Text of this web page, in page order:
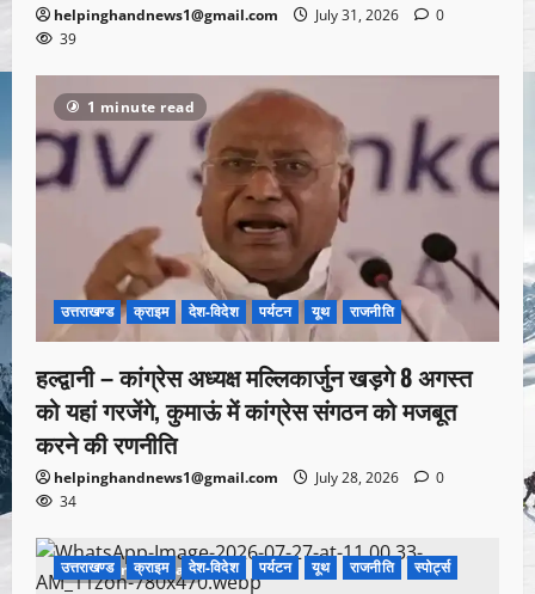
helpinghandnews1@gmail.com July 31, 2026
0
39
1 minute read
उत्तराखण्ड क्राइम देश-विदेश पर्यटन यूथ राजनीति
हल्द्वानी – कांग्रेस अध्यक्ष मल्लिकार्जुन खड़गे 8 अगस्त
को यहां गरजेंगे, कुमाऊं में कांग्रेस संगठन को मजबूत
करने की रणनीति
helpinghandnews1@gmail.com July 28, 2026
0
34
1 minute read
उत्तराखण्ड क्राइम देश-विदेश पर्यटन यूथ राजनीति स्पोर्ट्स